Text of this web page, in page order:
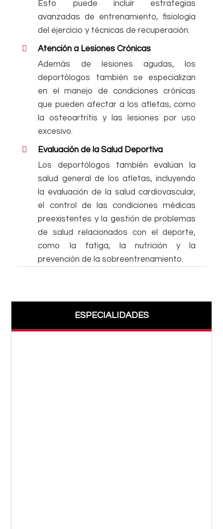
Esto puede incluir estrategias
avanzadas de entrenamiento, fisiología
del ejercicio y técnicas de recuperación.
Atención a Lesiones Crónicas
Además de lesiones agudas, los
deportólogos también se especializan
en el manejo de condiciones crónicas
que pueden afectar a los atletas, como
la osteoartritis y las lesiones por uso
excesivo.
Evaluación de la Salud Deportiva
Los deportólogos también evalúan la
salud general de los atletas, incluyendo
la evaluación de la salud cardiovascular,
el control de las condiciones médicas
preexistentes y la gestión de problemas
de salud relacionados con el deporte,
como la fatiga, la nutrición y la
prevención de la sobreentrenamiento.
ESPECIALIDADES